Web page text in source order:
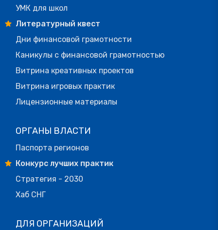
УМК для школ
Литературный квест
Дни финансовой грамотности
Каникулы с финансовой грамотностью
Витрина креативных проектов
Витрина игровых практик
Лицензионные материалы
ОРГАНЫ ВЛАСТИ
Паспорта регионов
Конкурс лучших практик
Стратегия - 2030
Хаб СНГ
ДЛЯ ОРГАНИЗАЦИЙ